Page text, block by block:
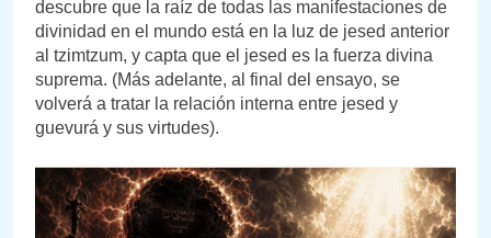
descubre que la raíz de todas las manifestaciones de
divinidad en el mundo está en la luz de jesed anterior
al tzimtzum, y capta que el jesed es la fuerza divina
suprema. (Más adelante, al final del ensayo, se
volverá a tratar la relación interna entre jesed y
guevurá y sus virtudes).